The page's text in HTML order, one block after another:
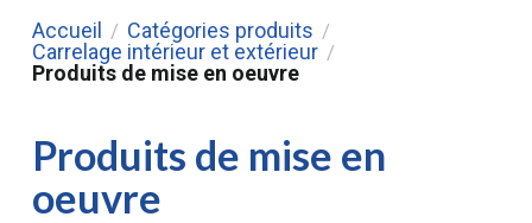
Accueil / Catégories produits /
Carrelage intérieur et extérieur /
Produits de mise en oeuvre
Produits de mise en
oeuvre